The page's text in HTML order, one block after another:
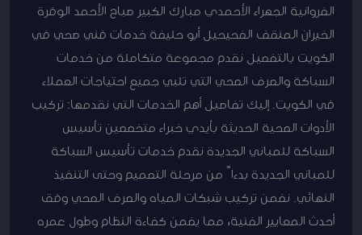
الفروانية الجهراء الأحمدي مبارك الكبير صباح الأحمد الوفرة
الخيران المنقف الفحيحيل أبو حليفة خدمات فني صحي في
الكويت بالتفصيل نقدم مجموعة متكاملة من خدمات
السباكة والصرف الصحي التي تلبي جميع احتياجات العملاء
في الكويت. إليك تفاصيل أهم الخدمات التي نقدمها: تركيب
الأدوات الصحية الحديثة بأيدي خبراء متخصصين تأسيس
السباكة للمباني الجديدة نقدم خدمات تأسيس السباكة
للمباني الجديدة بدءاً من مرحلة التصميم وحتى التنفيذ
النهائي. نضمن تركيب شبكات المياه والصرف الصحي وفق
أحدث المعايير الفنية، مما يضمن كفاءة النظام وطول عمره